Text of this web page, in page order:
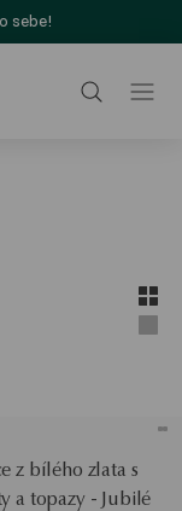
sebe!
z bílého zlata s
a topazy - Jubilé